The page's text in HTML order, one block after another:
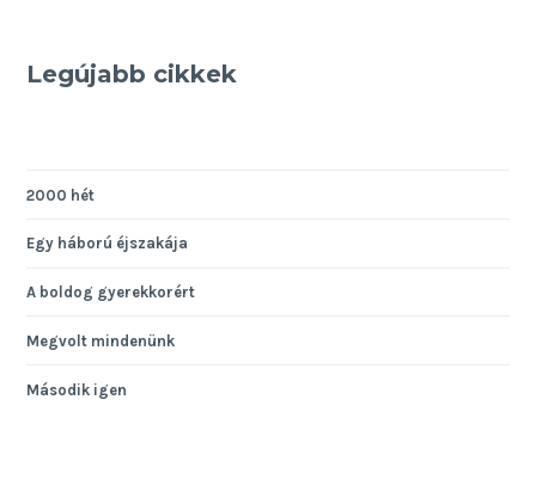
Legújabb cikkek
2000 hét
Egy háború éjszakája
A boldog gyerekkorért
Megvolt mindenünk
Második igen